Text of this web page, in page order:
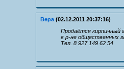
Вера (02.12.2011 20:37:16)
Продаётся кирпичный
в р-не общественных
Тел. 8 927 149 62 54